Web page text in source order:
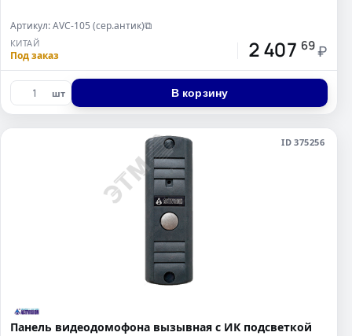
Артикул: AVC-105 (сер.антик)⧉
КИТАЙ
Под заказ 2 407 69 ₽
шт В корзину
ID 375256
Панель видеодомофона вызывная с ИК подсветкой